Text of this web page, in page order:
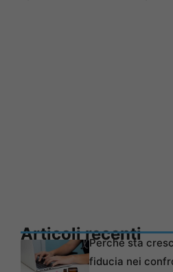
Articoli recenti
Perché sta
fiducia nei